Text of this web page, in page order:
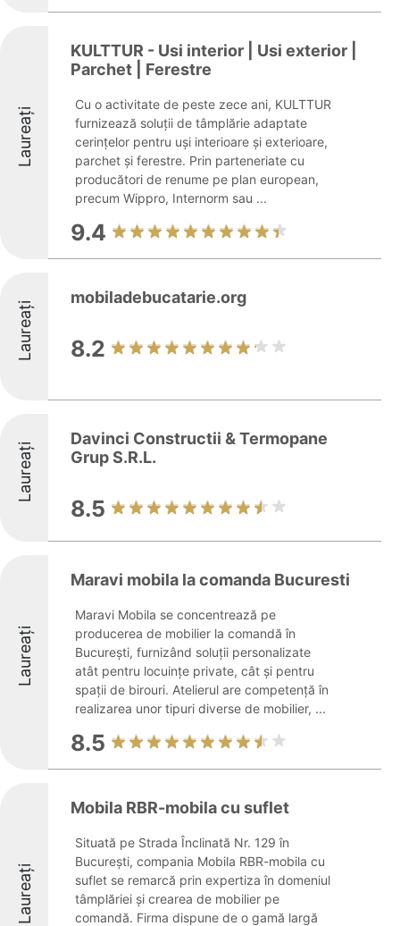
Laureați
KULTTUR - Usi interior | Usi exterior |
Parchet | Ferestre
Cu o activitate de peste zece ani, KULTTUR
furnizează soluții de tâmplărie adaptate
cerințelor pentru uși interioare și exterioare,
parchet și ferestre. Prin parteneriate cu
producători de renume pe plan european,
precum Wippro, Internorm sau ...
9.4
Laureați
mobiladebucatarie.org
8.2
Laureați
Davinci Constructii & Termopane
Grup S.R.L.
8.5
Laureați
Maravi mobila la comanda Bucuresti
Maravi Mobila se concentrează pe
producerea de mobilier la comandă în
București, furnizând soluții personalizate
atât pentru locuințe private, cât și pentru
spații de birouri. Atelierul are competență în
realizarea unor tipuri diverse de mobilier, ...
8.5
Laureați
Mobila RBR-mobila cu suflet
Situată pe Strada Înclinată Nr. 129 în
București, compania Mobila RBR-mobila cu
suflet se remarcă prin expertiza în domeniul
tâmplăriei și crearea de mobilier pe
comandă. Firma dispune de o gamă largă